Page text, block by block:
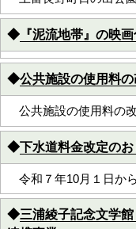
◆ 『泥流地帯』の映
◆公共施設の使用料
公共施設の使用料の
◆下水道料金改定の
令和７年10月１日か
◆三浦綾子記念文学